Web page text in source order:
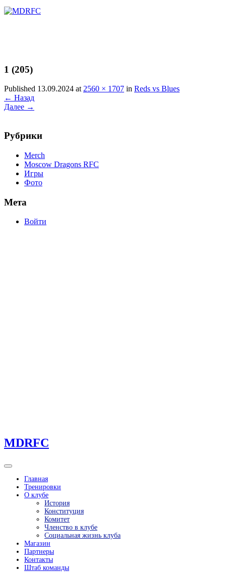
Перейти
к
MDRFC
Главная
Тренировки
О клубе
История
Конституция
Комитет
Членство в клубе
Социальная жизнь клуба
Магазин
Партнеры
Контакты
Штаб команды
1 (205)
Published 13.09.2024 at2560 × 1707 in Reds vs Blues
← Назад
Далее →
Рубрики
Merch
Moscow Dragons RFC
Игры
Фото
Мета
Войти